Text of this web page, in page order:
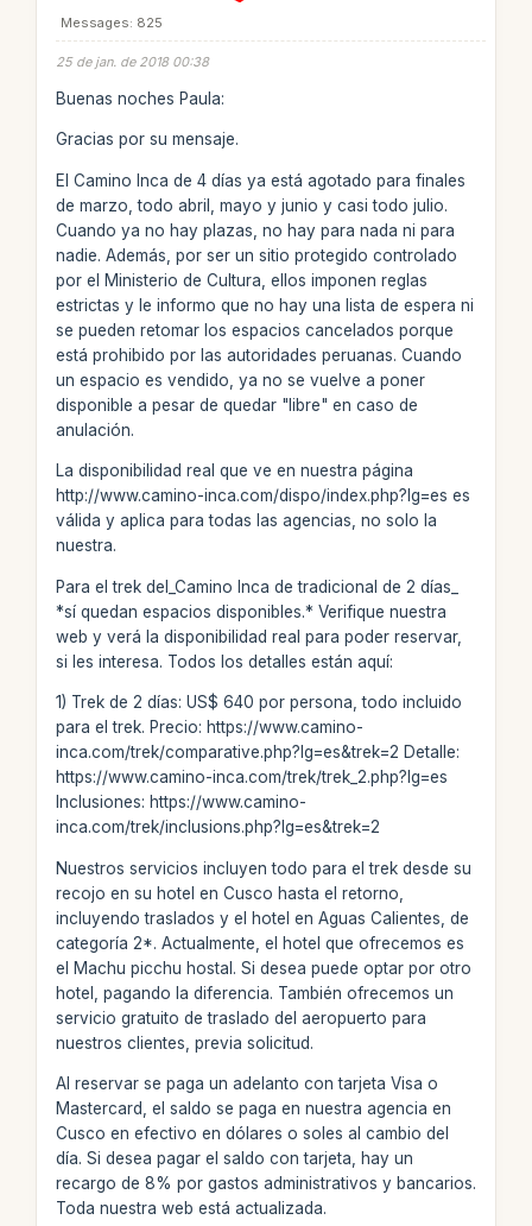
Messages: 825
25 de jan. de 2018 00:38
Buenas noches Paula:
Gracias por su mensaje.
El Camino Inca de 4 días ya está agotado para finales
de marzo, todo abril, mayo y junio y casi todo julio.
Cuando ya no hay plazas, no hay para nada ni para
nadie. Además, por ser un sitio protegido controlado
por el Ministerio de Cultura, ellos imponen reglas
estrictas y le informo que no hay una lista de espera ni
se pueden retomar los espacios cancelados porque
está prohibido por las autoridades peruanas. Cuando
un espacio es vendido, ya no se vuelve a poner
disponible a pesar de quedar "libre" en caso de
anulación.
La disponibilidad real que ve en nuestra página
http://www.camino-inca.com/dispo/index.php?lg=es es
válida y aplica para todas las agencias, no solo la
nuestra.
Para el trek del_Camino Inca de tradicional de 2 días_
*sí quedan espacios disponibles.* Verifique nuestra
web y verá la disponibilidad real para poder reservar,
si les interesa. Todos los detalles están aquí:
1) Trek de 2 días: US$ 640 por persona, todo incluido
para el trek. Precio: https://www.camino-
inca.com/trek/comparative.php?lg=es&trek=2 Detalle:
https://www.camino-inca.com/trek/trek_2.php?lg=es
Inclusiones: https://www.camino-
inca.com/trek/inclusions.php?lg=es&trek=2
Nuestros servicios incluyen todo para el trek desde su
recojo en su hotel en Cusco hasta el retorno,
incluyendo traslados y el hotel en Aguas Calientes, de
categoría 2*. Actualmente, el hotel que ofrecemos es
el Machu picchu hostal. Si desea puede optar por otro
hotel, pagando la diferencia. También ofrecemos un
servicio gratuito de traslado del aeropuerto para
nuestros clientes, previa solicitud.
Al reservar se paga un adelanto con tarjeta Visa o
Mastercard, el saldo se paga en nuestra agencia en
Cusco en efectivo en dólares o soles al cambio del
día. Si desea pagar el saldo con tarjeta, hay un
recargo de 8% por gastos administrativos y bancarios.
Toda nuestra web está actualizada.